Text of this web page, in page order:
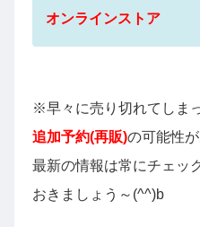
オンラインストア
※早々に売り切れてしま
追加予約(再販)の可能性が
最新の情報は常にチェッ
おきましょう～(^^)b